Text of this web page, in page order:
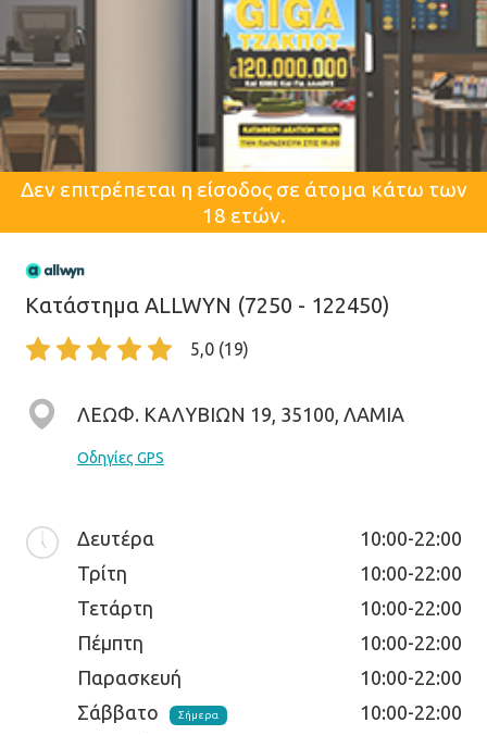
Δεν επιτρέπεται η είσοδος σε άτομα κάτω των
18 ετών.
Κατάστημα ALLWYN (7250 - 122450)
5,0 (19)
ΛΕΩΦ. ΚΑΛΥΒΙΩΝ 19, 35100, ΛΑΜΙΑ
Οδηγίες GPS
Δευτέρα
10:00-22:00
Τρίτη
10:00-22:00
Τετάρτη
10:00-22:00
Πέμπτη
10:00-22:00
Παρασκευή
10:00-22:00
Σάββατο
Σήμερα
10:00-22:00